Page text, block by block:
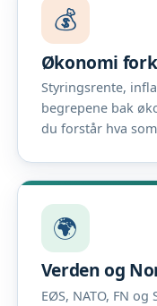
💰
Økonomi
Styringsrente,
begrepene bak
du forstår hva
🌍
Verden og
EØS, NATO, FN